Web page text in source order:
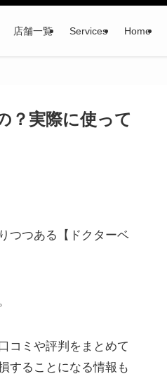
店舗一覧 Services Home
？実際に使って
つつある【ドクターベ
コミや評判をまとめて
することになる情報も